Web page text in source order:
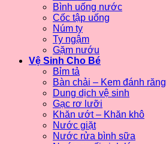
Bình uống nước
Cốc tập uống
Núm ty
Ty ngậm
Gặm nướu
Vệ Sinh Cho Bé
Bỉm tả
Bàn chải – Kem đánh răng
Dung dịch vệ sinh
Gạc rơ lưỡi
Khăn ướt – Khăn khô
Nước giặt
Nước rửa bình sữa